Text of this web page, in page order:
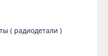
( радиодетали )